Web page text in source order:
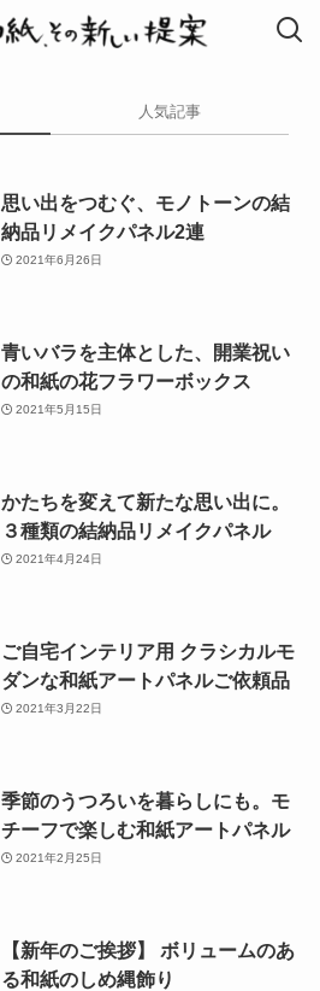
人気記事
思い出をつむぐ、モノトーンの結
納品リメイクパネル2連
2021年6月26日
青いバラを主体とした、開業祝い
の和紙の花フラワーボックス
2021年5月15日
かたちを変えて新たな思い出に。
３種類の結納品リメイクパネル
2021年4月24日
ご自宅インテリア用 クラシカルモ
ダンな和紙アートパネルご依頼品
2021年3月22日
季節のうつろいを暮らしにも。モ
チーフで楽しむ和紙アートパネル
2021年2月25日
【新年のご挨拶】 ボリュームのあ
る和紙のしめ縄飾り